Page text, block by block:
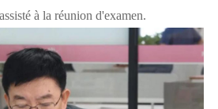
à la réunion d'examen.